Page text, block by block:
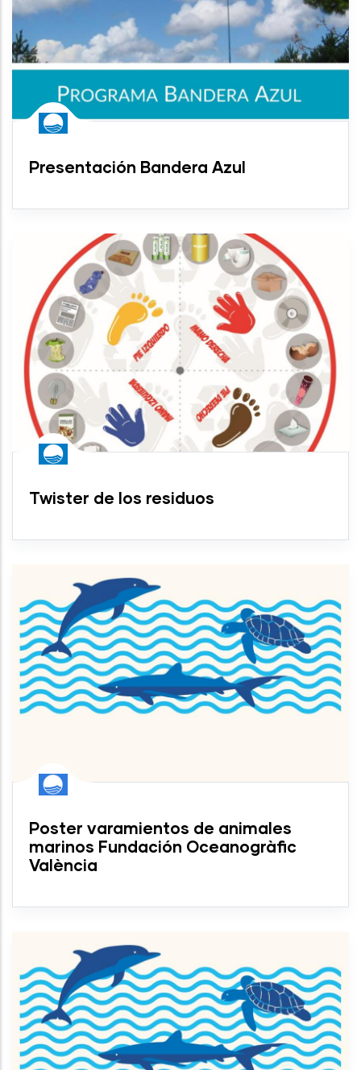
Presentación Bandera Azul
Twister de los residuos
Poster varamientos de animales
marinos Fundación Oceanogràfic
València